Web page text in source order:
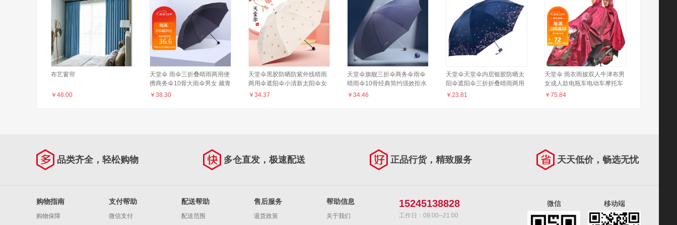
布艺窗帘
￥ 48.00
天堂伞 雨伞三折叠晴雨两用便
携商务伞10骨大雨伞男女 藏青
61CM*10骨
￥ 38.30
天堂伞黑胶防晒防紫外线晴雨
两用伞遮阳伞小清新太阳伞女
士三折叠8骨超轻便携UPF50+
￥ 34.37
天堂伞旗舰三折伞商务伞雨伞
晴雨伞10骨经典简约强效拒水
伞男女 5#藏青
￥ 34.46
天堂伞天堂伞内层银胶防晒太
阳伞遮阳伞三折折叠晴雨两用
伞336T银丝印 藏青色(19花色)
￥ 23.81
天堂伞 雨衣雨披双人牛津布男
女成人款电瓶车电动车摩托车
雨披 4#酱红 均码
￥ 75.84
品类齐全，轻松购物 多仓直发，极速配送 正品行货，精致服务 天天低价，畅选无忧
购物指南
购物保障
支付帮助
微信支付
配送帮助
配送范围
售后服务
退货政策
帮助信息
关于我们
15245138828
工作日：09:00--21:00
微信 移动端